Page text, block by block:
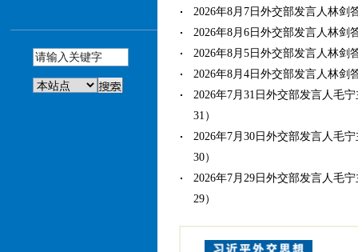
中华人民共和国政府和泰王国政
体的联合声明（2026-07-20）
李强同泰国总理阿努廷会谈（
王毅将出席中国—东盟外长会和
会会议并访问吉尔吉斯斯坦（
赵乐际会见泰国总理阿努廷（
2026年8月7日外交部发言人林剑
2026年8月6日外交部发言人林剑
2026年8月5日外交部发言人林剑
2026年8月4日外交部发言人林剑
2026年7月31日外交部发言人毛
31）
2026年7月30日外交部发言人毛
30）
2026年7月29日外交部发言人毛
29）
28）